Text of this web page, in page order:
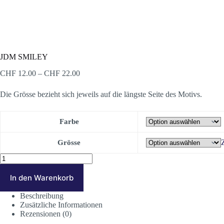
JDM SMILEY
CHF 12.00 – CHF 22.00Preisspanne:
CHF 22.00
Die Grösse bezieht sich jeweils auf die längste Seite des Motivs.
Farbe
Grösse
JDM
SMILEY
MengeIn den Warenkorb
Beschreibung
Zusätzliche Informationen
Rezensionen (0)